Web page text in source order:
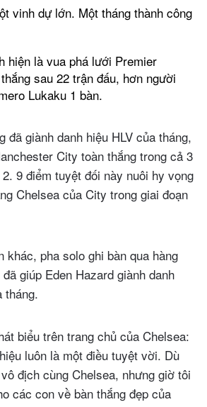
vinh dự lớn. Một tháng thành công
hiện là vua phá lưới Premier
sau 22 trận đấu, hơn người
Lukaku 1 bàn.
đã giành danh hiệu HLV của tháng,
City toàn thắng trong cả 3
9 điểm tuyệt đối này nuôi hy vọng
Chelsea của City trong giai đoạn
khác, pha solo ghi bàn qua hàng
giúp Eden Hazard giành danh
tháng.
biểu trên trang chủ của Chelsea:
luôn là một điều tuyệt vời. Dù
địch cùng Chelsea, nhưng giờ tôi
các con về bàn thắng đẹp của